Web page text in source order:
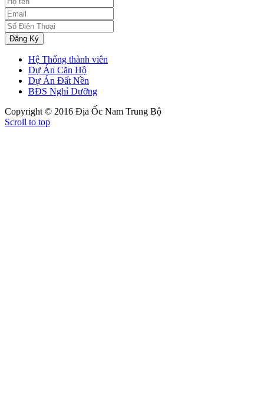
Đăng Ký
Hệ Thống thành viên
Dự Án Căn Hộ
Dự Án Đất Nền
BĐS Nghỉ Dưỡng
Copyright © 2016 Địa Ốc Nam Trung Bộ
Scroll to top